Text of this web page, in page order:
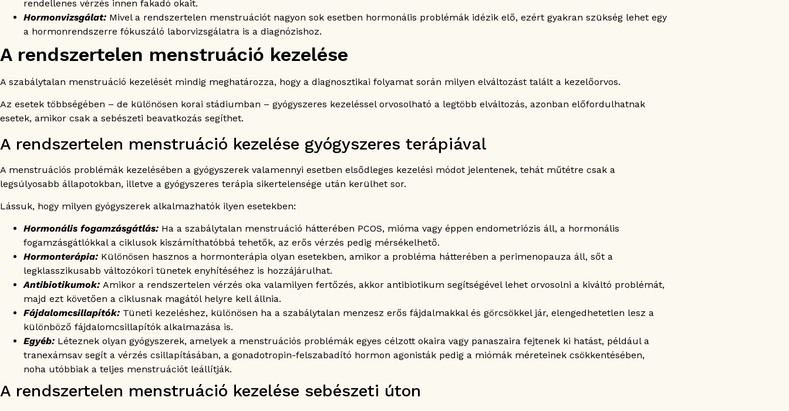
rendellenes vérzés innen fakadó okait.
Hormonvizsgálat: Mivel a rendszertelen menstruációt nagyon sok esetben hormonális problémák idézik elő, ezért gyakran szükség lehet egy
a hormonrendszerre fókuszáló laborvizsgálatra is a diagnózishoz.
A rendszertelen menstruáció kezelése
A szabálytalan menstruáció kezelését mindig meghatározza, hogy a diagnosztikai folyamat során milyen elváltozást talált a kezelőorvos.
Az esetek többségében – de különösen korai stádiumban – gyógyszeres kezeléssel orvosolható a legtöbb elváltozás, azonban előfordulhatnak
esetek, amikor csak a sebészeti beavatkozás segíthet.
A rendszertelen menstruáció kezelése gyógyszeres terápiával
A menstruációs problémák kezelésében a gyógyszerek valamennyi esetben elsődleges kezelési módot jelentenek, tehát műtétre csak a
legsúlyosabb állapotokban, illetve a gyógyszeres terápia sikertelensége után kerülhet sor.
Lássuk, hogy milyen gyógyszerek alkalmazhatók ilyen esetekben:
Hormonális fogamzásgátlás: Ha a szabálytalan menstruáció hátterében PCOS, mióma vagy éppen endometriózis áll, a hormonális
fogamzásgátlókkal a ciklusok kiszámíthatóbbá tehetők, az erős vérzés pedig mérsékelhető.
Hormonterápia: Különösen hasznos a hormonterápia olyan esetekben, amikor a probléma hátterében a perimenopauza áll, sőt a
legklasszikusabb változókori tünetek enyhítéséhez is hozzájárulhat.
Antibiotikumok: Amikor a rendszertelen vérzés oka valamilyen fertőzés, akkor antibiotikum segítségével lehet orvosolni a kiváltó problémát,
majd ezt követően a ciklusnak magától helyre kell állnia.
Fájdalomcsillapítók: Tüneti kezeléshez, különösen ha a szabálytalan menzesz erős fájdalmakkal és görcsökkel jár, elengedhetetlen lesz a
különböző fájdalomcsillapítók alkalmazása is.
Egyéb: Léteznek olyan gyógyszerek, amelyek a menstruációs problémák egyes célzott okaira vagy panaszaira fejtenek ki hatást, például a
tranexámsav segít a vérzés csillapításában, a gonadotropin-felszabadító hormon agonisták pedig a miómák méreteinek csökkentésében,
noha utóbbiak a teljes menstruációt leállítják.
A rendszertelen menstruáció kezelése sebészeti úton